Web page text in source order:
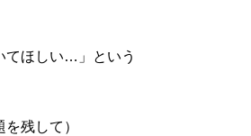
ほしい…」という
残して）